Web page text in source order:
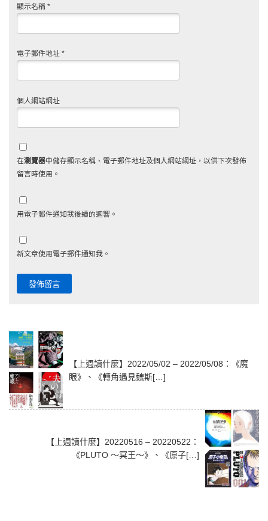
顯示名稱 *
電子郵件地址 *
個人網站網址
在瀏覽器中儲存顯示名稱、電子郵件地址及個人網站網址，以供下次發佈
留言時使用。
用電子郵件通知我後續的迴響。
新文章使用電子郵件通知我。
【上週讀什麼】2022/05/02 – 2022/05/08：《魔
眼》、《轉角遇見魏斯[…]
【上週讀什麼】20220516 – 20220522：
《PLUTO ～冥王～》、《原子[…]